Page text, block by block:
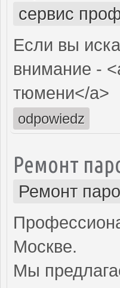
сервис
Если вы
внимание -
тюмени</a>
odpowiedz
Ремонт
Ремонт
Москве.
Мы